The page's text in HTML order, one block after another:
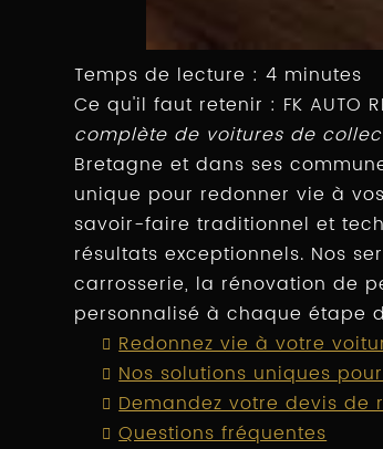
Temps de lecture : 4 minutes
Ce qu'il faut retenir : FK AUTO
complète de voitures de
Bretagne et dans ses
unique pour redonner vie à
savoir-faire traditionnel et
résultats exceptionnels. Nos
carrosserie, la rénovation de
personnalisé à chaque étape
Redonnez vie à votre
Nos solutions uniques
Demandez votre devis de
Questions fréquentes